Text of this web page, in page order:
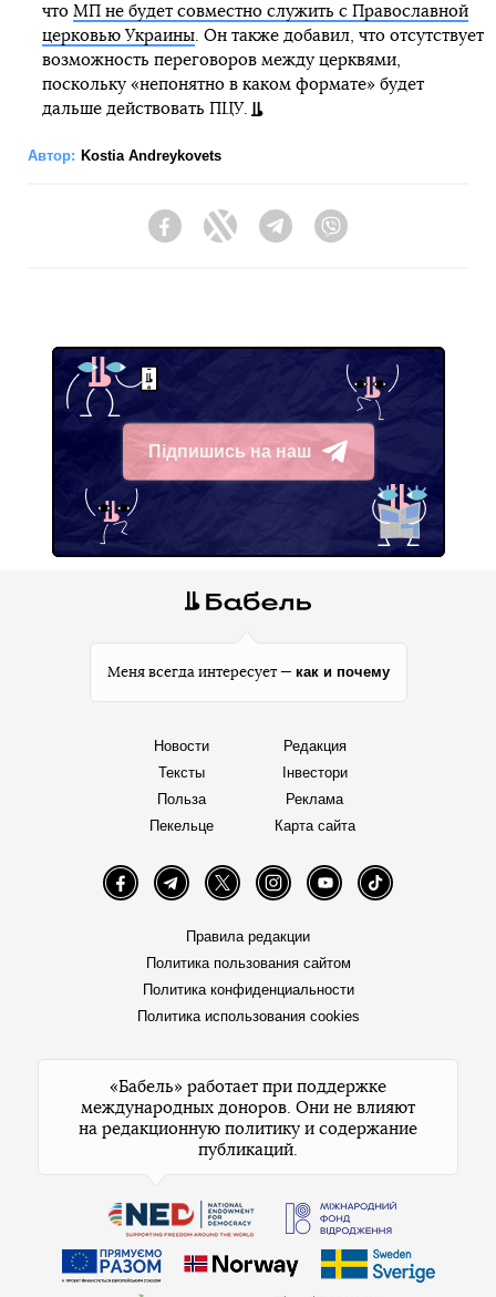
что МП не будет совместно служить с Православной
церковью Украины. Он также добавил, что отсутствует
возможность переговоров между церквями,
поскольку «непонятно в каком формате» будет
дальше действовать ПЦУ.
Автор: Kostia Andreykovets
FacebookTwitter Telegram
Підпишись на наш
Telegram
Меня всегда интересует — как и почему
Новости
Тексты
Польза
Пекельце
Редакция
Інвестори
Реклама
Карта сайта
FacebookTelegramTwitter InstagramYouTube TikTok
Правила редакции
Политика пользования сайтом
Политика конфиденциальности
Политика использования cookies
«Бабель» работает при поддержке
международных доноров. Они не влияют
на редакционную политику и содержание
публикаций.